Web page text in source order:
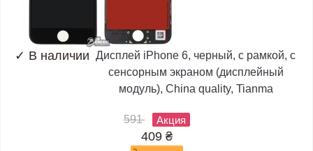
✓ В наличии Дисплей iPhone 6, черный, с рамкой, с
сенсорным экраном (дисплейный
модуль), China quality, Tianma
591 Акция
409 ₴